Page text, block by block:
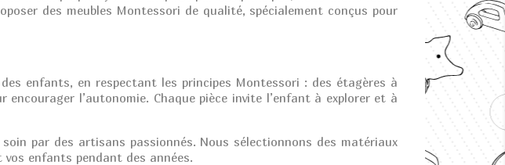
des meubles Montessori de qualité, spécialement conçus pour
enfants, en respectant les principes Montessori : des étagères à
l’autonomie. Chaque pièce invite l’enfant à explorer et à
par des artisans passionnés. Nous sélectionnons des matériaux
enfants pendant des années.